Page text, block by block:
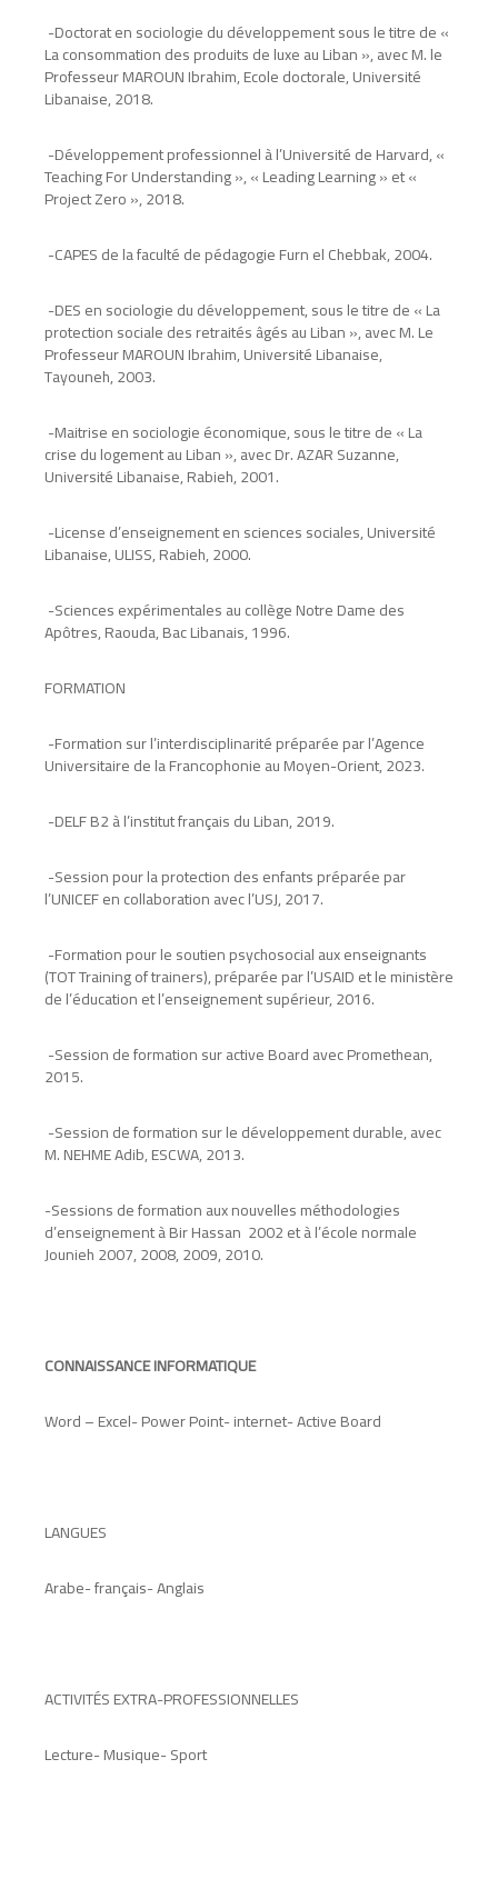
-Doctorat en sociologie du développement sous le titre de «
La consommation des produits de luxe au Liban », avec M. le
Professeur MAROUN Ibrahim, Ecole doctorale, Université
Libanaise, 2018.
-Développement professionnel à l’Université de Harvard, «
Teaching For Understanding », « Leading Learning » et «
Project Zero », 2018.
-CAPES de la faculté de pédagogie Furn el Chebbak, 2004.
-DES en sociologie du développement, sous le titre de « La
protection sociale des retraités âgés au Liban », avec M. Le
Professeur MAROUN Ibrahim, Université Libanaise,
Tayouneh, 2003.
-Maitrise en sociologie économique, sous le titre de « La
crise du logement au Liban », avec Dr. AZAR Suzanne,
Université Libanaise, Rabieh, 2001.
-License d’enseignement en sciences sociales, Université
Libanaise, ULISS, Rabieh, 2000.
-Sciences expérimentales au collège Notre Dame des
Apôtres, Raouda, Bac Libanais, 1996.
FORMATION
-Formation sur l’interdisciplinarité préparée par l’Agence
Universitaire de la Francophonie au Moyen-Orient, 2023.
-DELF B2 à l’institut français du Liban, 2019.
-Session pour la protection des enfants préparée par
l’UNICEF en collaboration avec l’USJ, 2017.
-Formation pour le soutien psychosocial aux enseignants
(TOT Training of trainers), préparée par l’USAID et le ministère
de l’éducation et l’enseignement supérieur, 2016.
-Session de formation sur active Board avec Promethean,
2015.
-Session de formation sur le développement durable, avec
M. NEHME Adib, ESCWA, 2013.
-Sessions de formation aux nouvelles méthodologies
d’enseignement à Bir Hassan 2002 et à l’école normale
Jounieh 2007, 2008, 2009, 2010.
CONNAISSANCE INFORMATIQUE
Word – Excel- Power Point- internet- Active Board
LANGUES
Arabe- français- Anglais
ACTIVITÉS EXTRA-PROFESSIONNELLES
Lecture- Musique- Sport